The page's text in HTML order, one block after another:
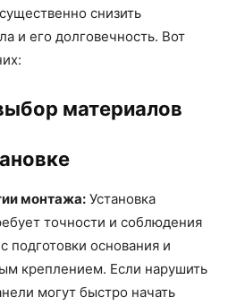
снизить
и его долговечность. Вот
материалов
монтажа: Установка
точности и соблюдения
подготовки основания и
креплением. Если нарушить
могут быстро начать